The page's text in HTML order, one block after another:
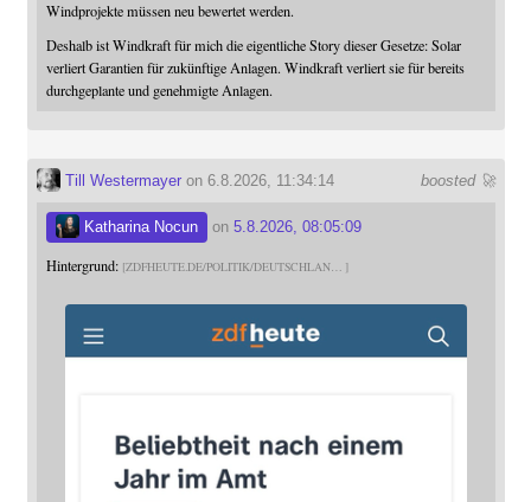
Windprojekte müssen neu bewertet werden.
Deshalb ist Windkraft für mich die eigentliche Story dieser Gesetze: Solar
verliert Garantien für zukünftige Anlagen. Windkraft verliert sie für bereits
durchgeplante und genehmigte Anlagen.
boosted 🚀
Till Westermayeron 6.8.2026, 11:34:14
Katharina Nocun on 5.8.2026, 08:05:09
Hintergrund: ZDFHEUTE.DE/POLITIK/DEUTSCHLAN